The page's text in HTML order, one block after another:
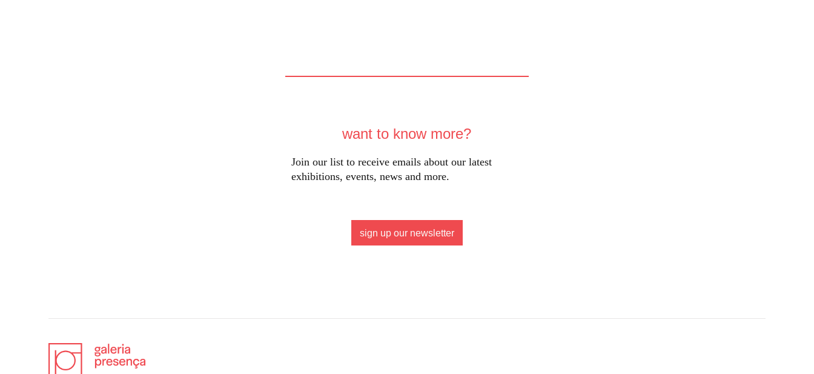
want to know more?
Join our list to receive emails about our latest
exhibitions, events, news and more.
sign up our newsletter